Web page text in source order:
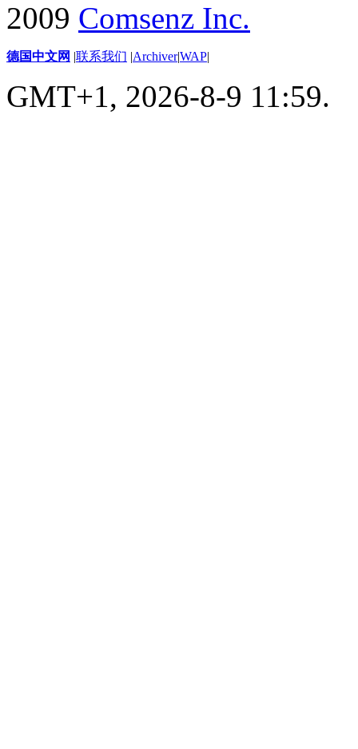
2009 Comsenz Inc.
德国中文网 |联系我们 |Archiver|WAP|
GMT+1, 2026-8-9 11:59.